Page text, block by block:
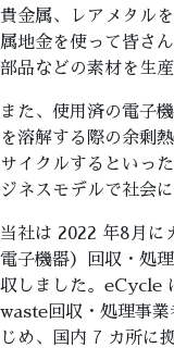
貴金属、レアメタル
属地金を使って皆さ
部品などの素材を生
また、使用済の電子
を溶解する際の余剰
サイクルするといっ
ジネスモデルで社会
当社は 2022 年8月に
電子機器）回収・処
収しました。eCycle
waste回収・処理事
じめ、国内 7 カ所に